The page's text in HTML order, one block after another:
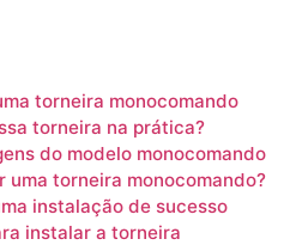
torneira monocomando
torneira na prática?
do modelo monocomando
uma torneira monocomando?
instalação de sucesso
instalar a torneira